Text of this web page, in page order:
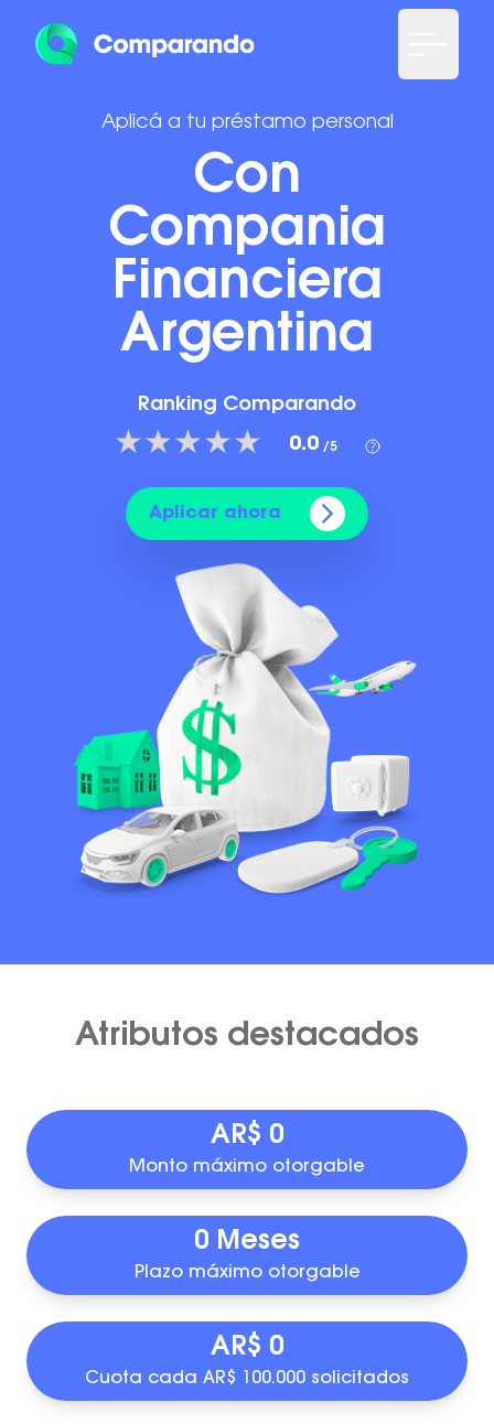
Aplicá a tu préstamo personal
Con
Compania
Financiera
Argentina
Ranking Comparando
0.0 /5
Aplicar ahora
Atributos destacados
AR$ 0
Monto máximo otorgable
0 Meses
Plazo máximo otorgable
AR$ 0
Cuota cada AR$ 100.000 solicitados